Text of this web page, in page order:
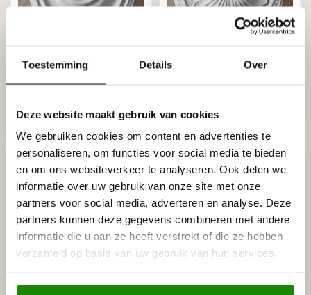
Toestemming Details Over
Deze website maakt gebruik van cookies
We gebruiken cookies om content en advertenties te
personaliseren, om functies voor social media te bieden
en om ons websiteverkeer te analyseren. Ook delen we
informatie over uw gebruik van onze site met onze
partners voor social media, adverteren en analyse. Deze
partners kunnen deze gegevens combineren met andere
informatie die u aan ze heeft verstrekt of die ze hebben
verzameld op basis van uw gebruik van hun services.
GRAND DECOR
Rozet R184 diameter
37,5 cm
€32,95
Op voorraad (12)
GRAND DECOR
Rozet R183 diameter 38
€29,95
Niet op voorraad